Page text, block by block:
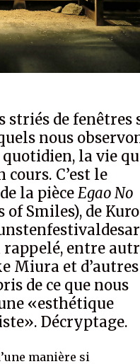
striés de fenêtres
nous
quotidien, la vie
C’est le
la pièceEgao No
of Smiles), de Kuro
rappelé, entre
Miura et d’autres
de ce que nous
«esthétique
Décryptage.
manière si